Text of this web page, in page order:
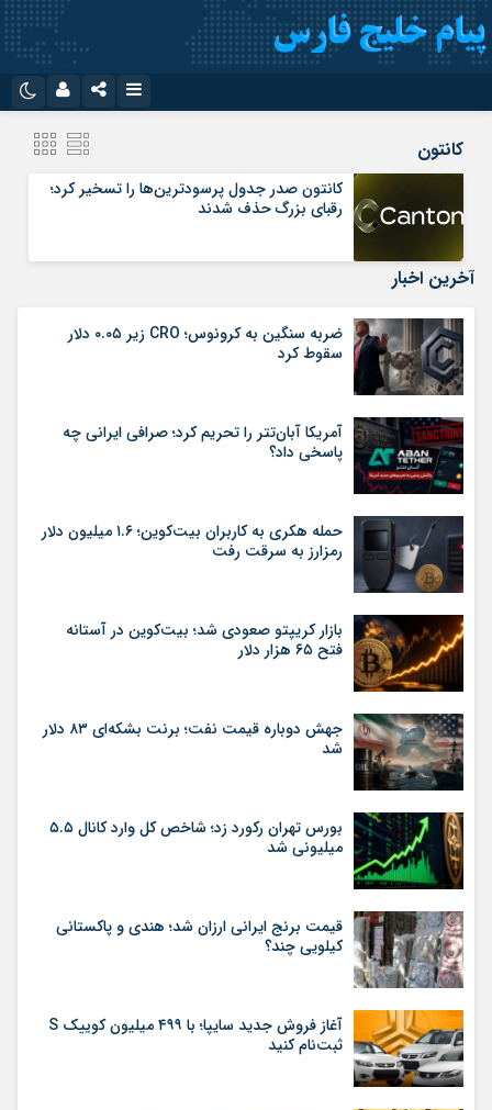
سروش
آپارات
رمز عبور
کانتون
کانتون صدر جدول پرسودترین‌ها را تسخیر کرد؛
رقبای بزرگ حذف شدند
آخرین اخبار
ضربه سنگین به کرونوس؛ CRO زیر ۰.۰۵ دلار
سقوط کرد
آمریکا آبان‌تتر را تحریم کرد؛ صرافی ایرانی چه
پاسخی داد؟
حمله هکری به کاربران بیت‌کوین؛ ۱.۶ میلیون دلار
رمزارز به سرقت رفت
بازار کریپتو صعودی شد؛ بیت‌کوین در آستانه
فتح ۶۵ هزار دلار
جهش دوباره قیمت نفت؛ برنت بشکه‌ای ۸۳ دلار
شد
بورس تهران رکورد زد؛ شاخص کل وارد کانال ۵.۵
میلیونی شد
قیمت برنج ایرانی ارزان شد؛ هندی و پاکستانی
کیلویی چند؟
آغاز فروش جدید سایپا؛ با ۴۹۹ میلیون کوییک S
ثبت‌نام کنید